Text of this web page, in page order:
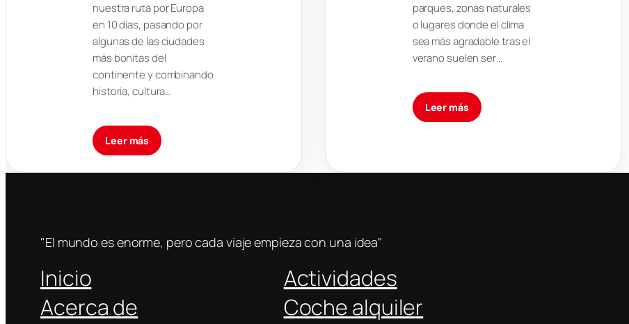
nuestra ruta por Europa
en 10 días, pasando por
algunas de las ciudades
más bonitas del
continente y combinando
historia, cultura…
Leer más
parques, zonas naturales
o lugares donde el clima
sea más agradable tras el
verano suelen ser…
Leer más
"El mundo es enorme, pero cada viaje empieza con una idea"
Inicio
Acerca de
Actividades
Coche alquiler